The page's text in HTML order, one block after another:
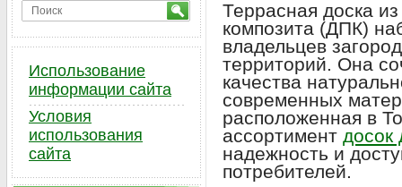
Террасная доска
композита (ДПК)
владельцев
территорий. Она
качества
современных
расположенная в
ассортимент досок
надежность и
потребителей.
Использование
информации сайта
Условия
использования
сайта